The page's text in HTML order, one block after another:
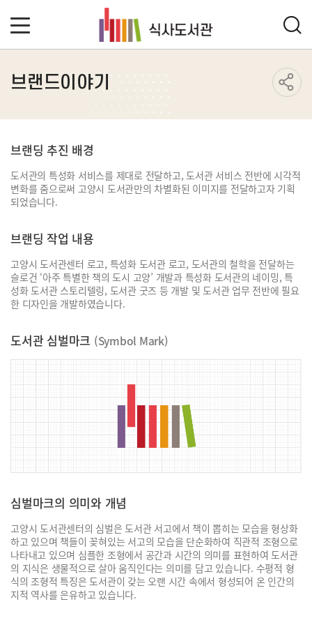
브랜드이야기
브랜딩 추진 배경
도서관의 특성화 서비스를 제대로 전달하고, 도서관 서비스 전반에 시각적
변화를 줌으로써 고양시 도서관만의 차별화된 이미지를 전달하고자 기획
되었습니다.
브랜딩 작업 내용
고양시 도서관센터 로고, 특성화 도서관 로고, 도서관의 철학을 전달하는
슬로건 ‘아주 특별한 책의 도시 고양’ 개발과 특성화 도서관의 네이밍, 특
성화 도서관 스토리텔링, 도서관 굿즈 등 개발 및 도서관 업무 전반에 필요
한 디자인을 개발하였습니다.
도서관 심벌마크 (Symbol Mark)
심벌마크의 의미와 개념
고양시 도서관센터의 심벌은 도서관 서고에서 책이 뽑히는 모습을 형상화
하고 있으며 책들이 꽂혀있는 서고의 모습을 단순화하여 직관적 조형으로
나타내고 있으며 심플한 조형에서 공간과 시간의 의미를 표현하여 도서관
의 지식은 생물적으로 살아 움직인다는 의미를 담고 있습니다. 수평적 형
식의 조형적 특징은 도서관이 갖는 오랜 시간 속에서 형성되어 온 인간의
지적 역사를 은유하고 있습니다.